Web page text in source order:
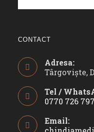
CONTACT
Adresa:
Târgoviște,
Tel /
0770 726 797
in
Email: